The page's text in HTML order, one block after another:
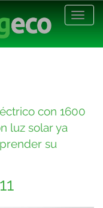
con 1600
luz solar ya
su